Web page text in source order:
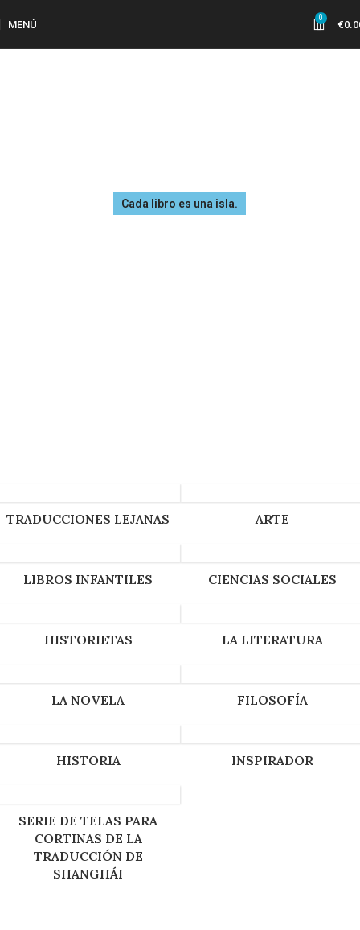
MENÚ
0
€
Cada libro es una isla.
TRADUCCIONES LEJANAS ARTE
LIBROS INFANTILES CIENCIAS SOCIALES
HISTORIETAS LA LITERATURA
LA NOVELA FILOSOFÍA
HISTORIA INSPIRADOR
SERIE DE TELAS PARA
CORTINAS DE LA
TRADUCCIÓN DE
SHANGHÁI